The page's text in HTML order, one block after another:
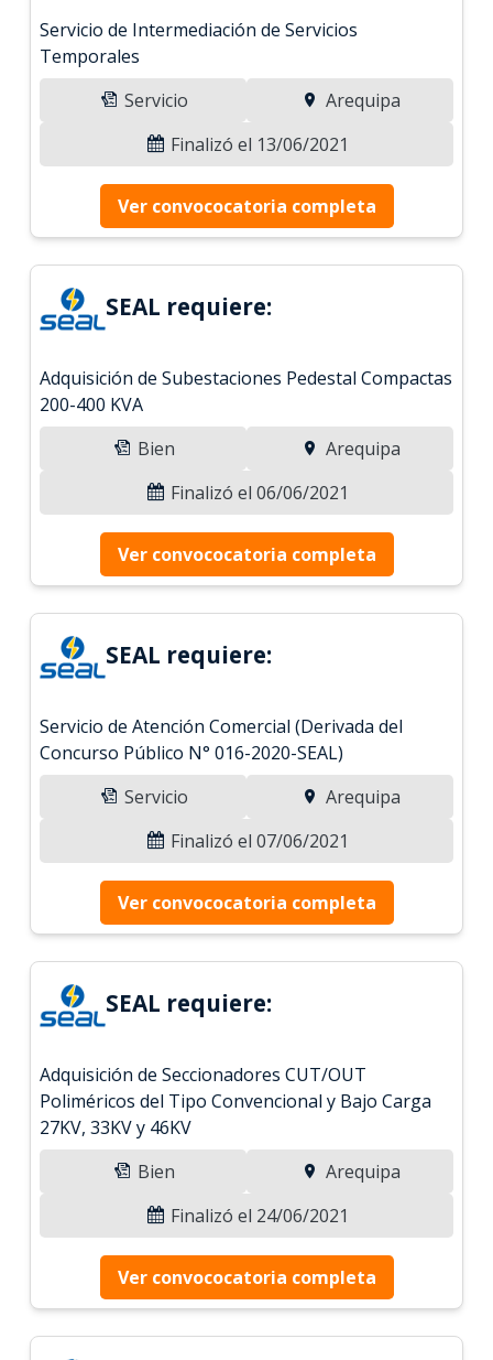
Servicio de Intermediación de Servicios
Temporales
Servicio
Arequipa
Finalizó el 13/06/2021
Ver convococatoria completa
SEAL requiere:
Adquisición de Subestaciones Pedestal Compactas
200-400 KVA
Bien
Arequipa
Finalizó el 06/06/2021
Ver convococatoria completa
SEAL requiere:
Servicio de Atención Comercial (Derivada del
Concurso Público N° 016-2020-SEAL)
Servicio
Arequipa
Finalizó el 07/06/2021
Ver convococatoria completa
SEAL requiere:
Adquisición de Seccionadores CUT/OUT
Poliméricos del Tipo Convencional y Bajo Carga
27KV, 33KV y 46KV
Bien
Arequipa
Finalizó el 24/06/2021
Ver convococatoria completa